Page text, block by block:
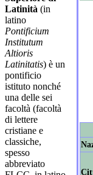
Latinità (in
latino
Pontificium
Institutum
Altioris
Latinitatis) è un
pontificio
istituto nonché
una delle sei
facoltà (facoltà
di lettere
cristiane e
classiche,
spesso
abbreviato